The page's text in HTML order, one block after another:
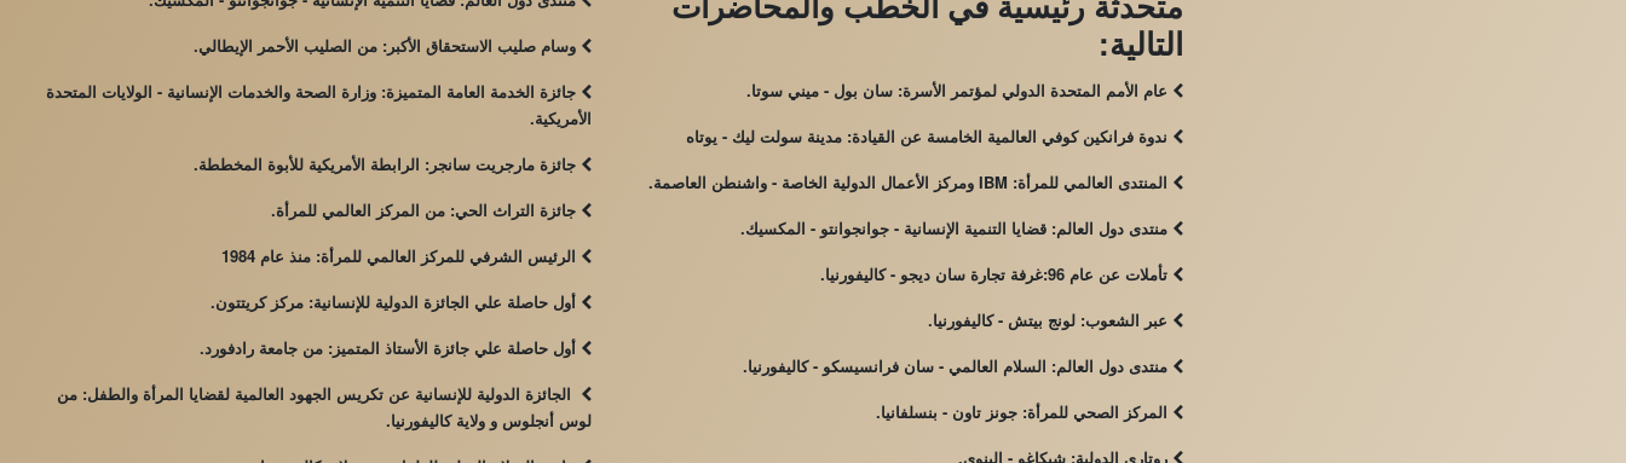
التالية:
عام الأمم المتحدة الدولي لمؤتمر الأسرة: سان بول - ميني سوتا.
ندوة فرانكين كوفي العالمية الخامسة عن القيادة: مدينة سولت ليك - يوتاه
المنتدى العالمي للمرأة: IBM ومركز الأعمال الدولية الخاصة - واشنطن العاصمة.
منتدى دول العالم: قضايا التنمية الإنسانية - جوانجوانتو - المكسيك.
تأملات عن عام 96:غرفة تجارة سان ديجو - كاليفورنيا.
عبر الشعوب: لونج بيتش - كاليفورنيا.
منتدى دول العالم: السلام العالمي - سان فرانسيسكو - كاليفورنيا.
المركز الصحي للمرأة: جونز تاون - بنسلفانيا.
روتاري الدولية: شيكاغو - الينوي.
وسام صليب الاستحقاق الأكبر: من الصليب الأحمر الإيطالي.
جائزة الخدمة العامة المتميزة: وزارة الصحة والخدمات الإنسانية - الولايات المتحدة
الأمريكية.
جائزة مارجريت سانجر: الرابطة الأمريكية للأبوة المخططة.
جائزة التراث الحي: من المركز العالمي للمرأة.
الرئيس الشرفي للمركز العالمي للمرأة: منذ عام 1984
أول حاصلة علي الجائزة الدولية للإنسانية: مركز كريتتون.
أول حاصلة علي جائزة الأستاذ المتميز: من جامعة رادفورد.
الجائزة الدولية للإنسانية عن تكريس الجهود العالمية لقضايا المرأة والطفل: من
لوس أنجلوس و ولاية كاليفورنيا.